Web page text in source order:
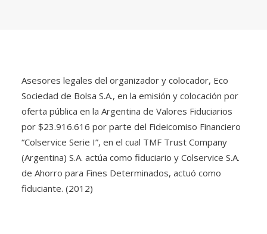
Asesores legales del organizador y colocador, Eco
Sociedad de Bolsa S.A., en la emisión y colocación por
oferta pública en la Argentina de Valores Fiduciarios
por $23.916.616 por parte del Fideicomiso Financiero
“Colservice Serie I”, en el cual TMF Trust Company
(Argentina) S.A. actúa como fiduciario y Colservice S.A.
de Ahorro para Fines Determinados, actuó como
fiduciante. (2012)